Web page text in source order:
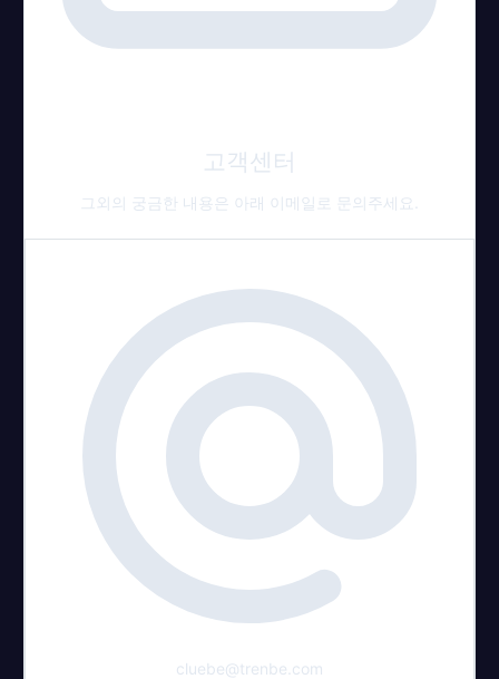
고객센터
그외의 궁금한 내용은 아래 이메일로 문의주세요.
cluebe@trenbe.com